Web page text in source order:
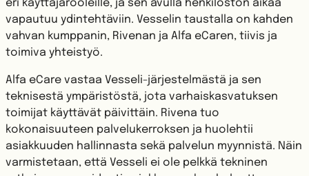
eri käyttäjärooleille, ja sen avulla henkilöstön aikaa
vapautuu ydintehtäviin. Vesselin taustalla on kahden
vahvan kumppanin, Rivenan ja Alfa eCaren, tiivis ja
toimiva yhteistyö.
Alfa eCare vastaa Vesseli-järjestelmästä ja sen
teknisestä ympäristöstä, jota varhaiskasvatuksen
toimijat käyttävät päivittäin. Rivena tuo
kokonaisuuteen palvelukerroksen ja huolehtii
asiakkuuden hallinnasta sekä palvelun myynnistä. Näin
varmistetaan, että Vesseli ei ole pelkkä tekninen